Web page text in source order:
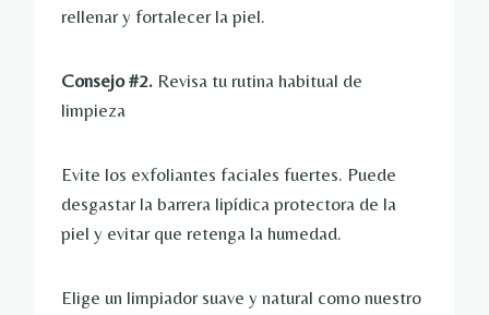
rellenar y fortalecer la piel.
Consejo #2. Revisa tu rutina habitual de
limpieza
Evite los exfoliantes faciales fuertes. Puede
desgastar la barrera lipídica protectora de la
piel y evitar que retenga la humedad.
Elige un limpiador suave y natural como nuestro